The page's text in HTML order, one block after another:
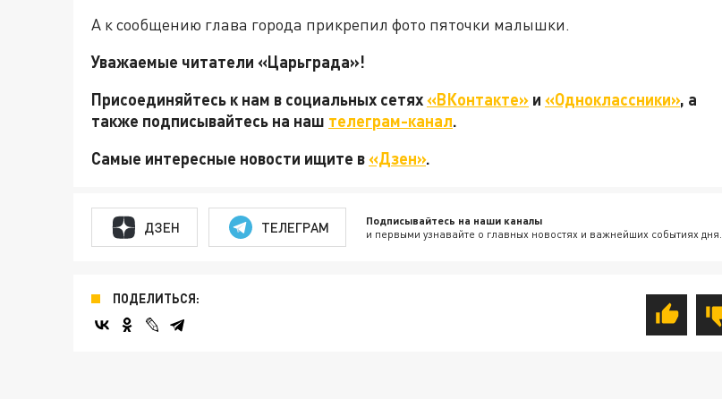
А к сообщению глава города прикрепил фото пяточки малышки.
Уважаемые читатели «Царьграда»!
Присоединяйтесь к нам в социальных сетях«ВКонтакте» и «Одноклассники», а
также подписывайтесь на наш телеграм-канал.
Самые интересные новости ищите в«Дзен».
ДЗЕН ТЕЛЕГРАМ Подписывайтесь на наши каналы
и первыми узнавайте о главных новостях и важнейших событиях дня.
ПОДЕЛИТЬСЯ: